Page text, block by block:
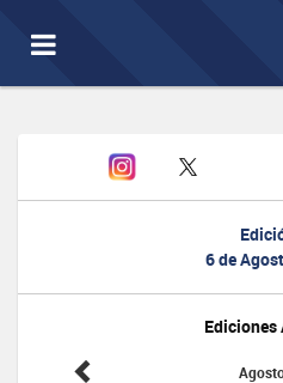
Toggle
navigation
6 de
Ediciones